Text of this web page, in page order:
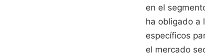
en el
ha obligado a
específicos
el mercado